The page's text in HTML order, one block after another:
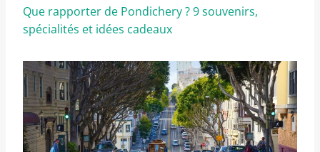
Que rapporter de Pondichery ? 9 souvenirs,
spécialités et idées cadeaux